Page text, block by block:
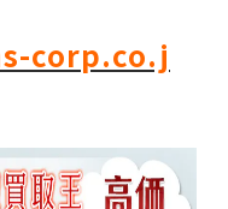
corp.co.j